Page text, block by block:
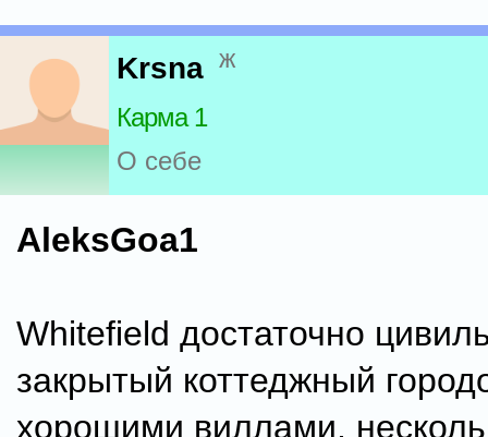
Krsna ж
Карма 1
О себе
AleksGoa1
Whitefield достаточно
закрытый коттеджный
хорошими виллами,